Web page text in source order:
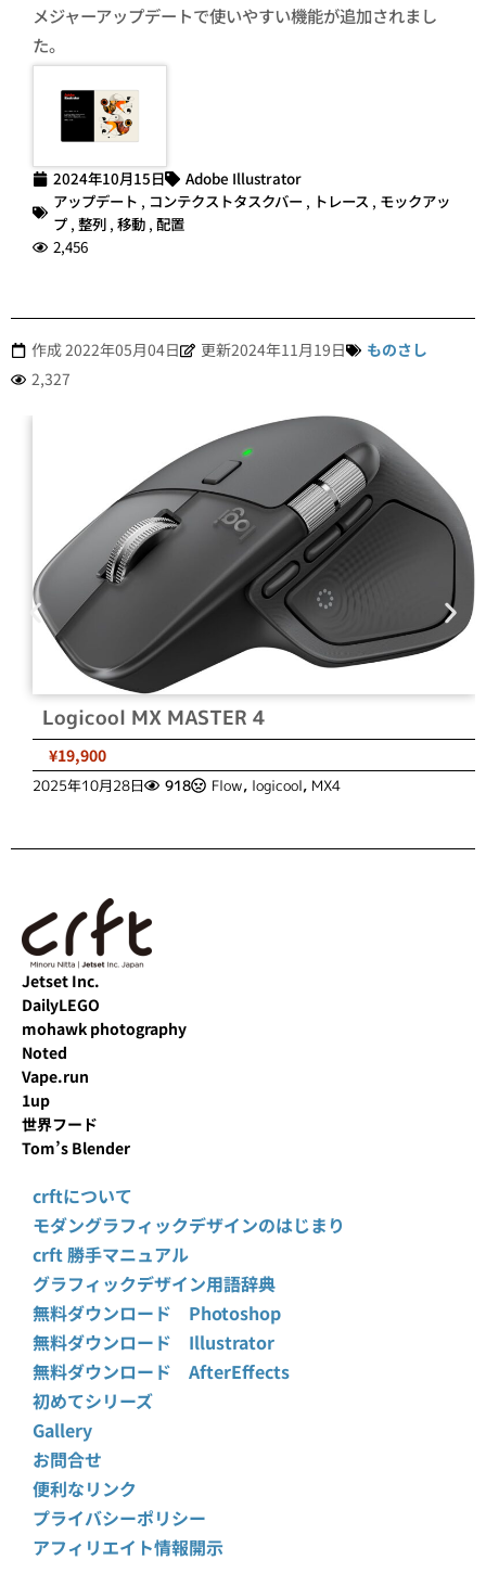
メジャーアップデートで使いやすい機能が追加されまし
た。
2024年10月15日
Adobe Illustrator
アップデート , コンテクストタスクバー , トレース , モックアッ
プ, 整列 , 移動 , 配置
2,456
作成2022年05月04日 更新2024年11月19日
ものさし
2,327
Logicool MX MASTER 4
¥19,900
2025年10月28日 918 Flow, logicool, MX4
Jetset Inc.
DailyLEGO
mohawk photography
Noted
Vape.run
1up
世界フード
Tom’s Blender
crftについて
モダングラフィックデザインのはじまり
crft 勝手マニュアル
グラフィックデザイン用語辞典
無料ダウンロード Photoshop
無料ダウンロード Illustrator
無料ダウンロード AfterEffects
初めてシリーズ
Gallery
お問合せ
便利なリンク
プライバシーポリシー
アフィリエイト情報開示